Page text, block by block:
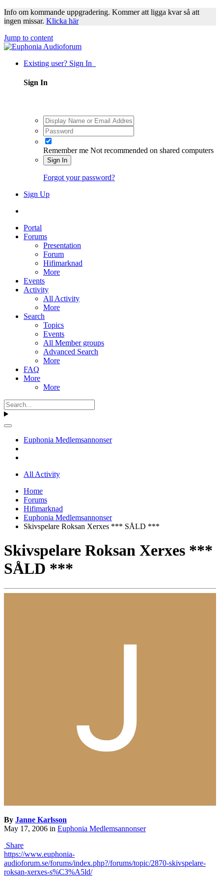
Info om kommande uppgradering. Kommer att ligga kvar så att
ingen missar. Klicka här
Jump to content
Existing user? Sign In
Sign In
Remember me Not recommended on shared computers
Sign In
Forgot your password?
Sign Up
Portal
Forums
Presentation
Forum
Hifimarknad
More
Events
Activity
All Activity
More
Search
Topics
Events
All Member groups
Advanced Search
More
FAQ
More
More
Euphonia Medlemsannonser
All Activity
Home
Forums
Hifimarknad
Euphonia Medlemsannonser
Skivspelare Roksan Xerxes *** SÅLD ***
Skivspelare Roksan Xerxes ***
SÅLD ***
By Janne Karlsson
May 17, 2006 in Euphonia Medlemsannonser
Share
https://www.euphonia-
audioforum.se/forums/index.php?/forums/topic/2870-skivspelare-
roksan-xerxes-s%C3%A5ld/